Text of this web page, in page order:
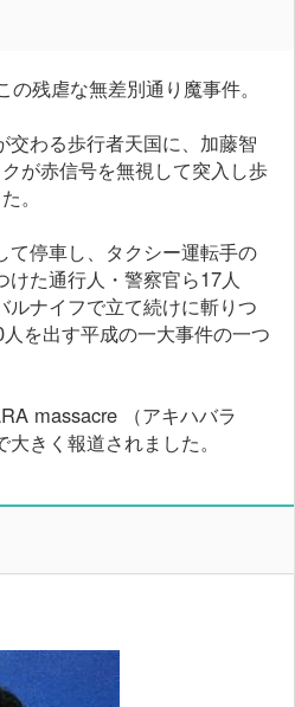
残虐な無差別通り魔事件。
交わる歩行者天国に、加藤智
が赤信号を無視して突入し歩
。
て停車し、タクシー運転手の
た通行人・警察官ら17人
ルナイフで立て続けに斬りつ
を出す平成の一大事件の一つ
massacre （アキハバラ
きく報道されました。